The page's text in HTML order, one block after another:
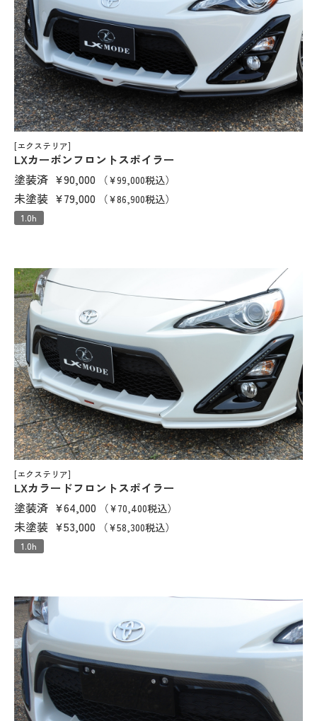
[エクステリア]
LXカーボンフロントスポイラー
塗装済 ¥90,000 （¥99,000税込）
未塗装 ¥79,000 （¥86,900税込）
1.0h
[エクステリア]
LXカラードフロントスポイラー
塗装済 ¥64,000 （¥70,400税込）
未塗装 ¥53,000 （¥58,300税込）
1.0h